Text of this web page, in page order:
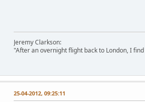
Jeremy Clarkson:
"After an overnight flight back to London, I
25-04-2012, 09:25:11